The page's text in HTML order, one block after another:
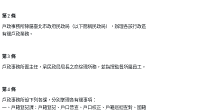
第 2 條
戶政事務所隸屬臺北市政府民政局（以下簡稱民政局），辦理各該行政區
有關戶政業務。
第 3 條
戶政事務所置主任，承民政局局長之命綜理所務，並指揮監督所屬員工。
第 4 條
戶政事務所設下列各課，分別掌理各有關事項：
一、戶籍登記課：戶籍登記、戶口普查、戶口校正、戶籍巡迴查對、國籍